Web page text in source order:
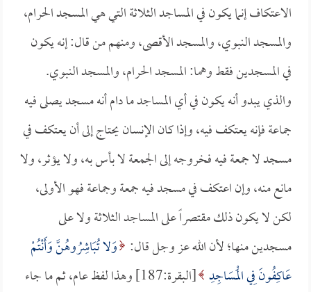
الاعتكاف إنما يكون في المساجد الثلاثة التي هي المسجد الحرام،
والمسجد النبوي، والمسجد الأقصى، ومنهم من قال: إنه يكون
في المسجدين فقط وهما: المسجد الحرام، والمسجد النبوي.
والذي يبدو أنه يكون في أي المساجد ما دام أنه مسجد يصلى فيه
جماعة فإنه يعتكف فيه، وإذا كان الإنسان يحتاج إلى أن يعتكف في
مسجد لا جمعة فيه فخروجه إلى الجمعة لا بأس به، ولا يؤثر، ولا
مانع منه، وإن اعتكف في مسجد فيه جمعة وجماعة فهو الأولى،
لكن لا يكون ذلك مقتصراً على المساجد الثلاثة ولا على
مسجدين منها؛ لأن الله عز وجل قال: وَلا تُبَاشِرُوهُنَّ وَأَنْتُمْ
عَاكِفُونَ فِي الْمَسَاجِدِ
[البقرة:187] وهذا لفظ عام، ثم ما جاء